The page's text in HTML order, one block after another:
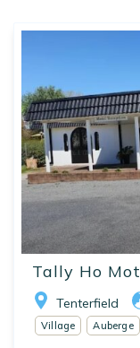
Tally Ho
Tenterfield
Village Auberge